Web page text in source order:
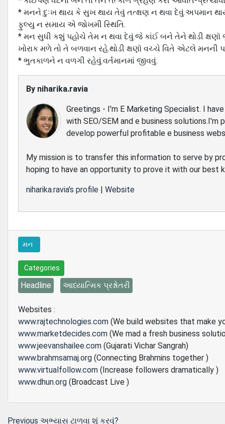
* મનને દુઃખ થાય કે સુખ થાય તેવું તત્ક્ષણ ન થવા દેવું.અપમાન
ફુલ્યુ ન સમાય એ જોખમી સ્થિતિ.
* મન સુધી કશું પહોચે તેમ ન થવા દેવું.જે કાંઈ બને તેને થોડી
ખોરાક મળે તો તે બળવાન રહે.થોડી ક્ષણૉ વચ્ચે વિતે એટલે
* ભુતકાળને ન વળગી રહેવું.વર્તમાનમાં જીવવું.
By niharika.ravia
Greetings - I'm E Marketing Specialist. I
with SEO/SEM and e business
develop powerful profitable e business
My mission is to transfer this information to serve by
hoping to have an opportunity to prove it with our best
niharika.ravia's profile | Website
મન
Categories
Headline આધ્યાત્મિક પ્રશ્નોતરી
Websites :
www.rajtechnologies.com (We build websites that make
www.marketdecides.com (We mad a fresh business
www.jeevanshailee.com (Gujarati Vichar Sangrah)
www.brahmsamaj.org (Connecting Brahmins together )
www.virtualfollow.com (Increase followers dramatically )
www.dhun.org (Broadcast Live )
Previous Previous
અભ્યાસ ટાળવા શું કરવું?